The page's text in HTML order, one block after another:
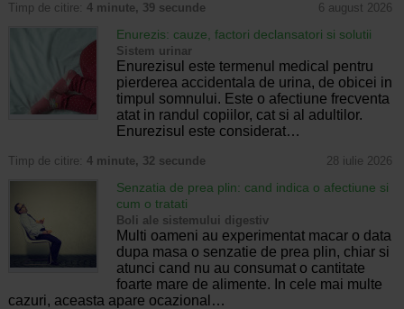
Timp de citire: 4 minute, 39 secunde 6 august 2026
Enurezis: cauze, factori declansatori si solutii
Sistem urinar
Enurezisul este termenul medical pentru
pierderea accidentala de urina, de obicei in
timpul somnului. Este o afectiune frecventa
atat in randul copiilor, cat si al adultilor.
Enurezisul este considerat…
Timp de citire: 4 minute, 32 secunde 28 iulie 2026
Senzatia de prea plin: cand indica o afectiune si
cum o tratati
Boli ale sistemului digestiv
Multi oameni au experimentat macar o data
dupa masa o senzatie de prea plin, chiar si
atunci cand nu au consumat o cantitate
foarte mare de alimente. In cele mai multe
cazuri, aceasta apare ocazional…